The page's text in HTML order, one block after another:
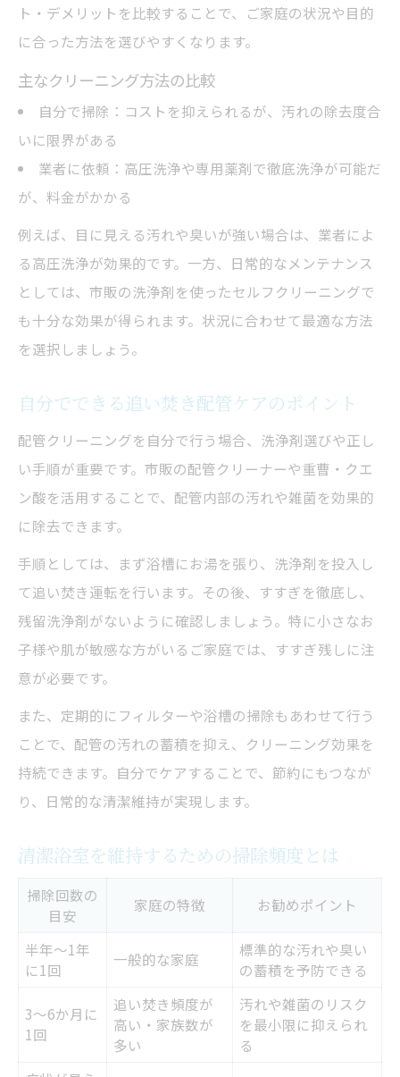
現
配管清掃サイクルを見直すべきサイン
定期清掃がもたらす暮らしの質向上
家族構成別おすすめ配管清掃サイクル
節約につながる追い焚き配管のお手入れ術
日常的な追い焚き配管クリーニングで節約
を実感
光熱費削減に役立つ配管ケアの実践法
配管クリーニングと節約効果の関係を比較
追い焚き配管の掃除頻度とコスト節約術
節約志向のための配管クリーニングポイン
ト
汚れや悪臭防止に役立つ洗浄のタイミング
浄
臭い・詰まりを防ぐ掃除のポイント
ト・デメリットを比較することで、ご家庭の状況や目的
に合った方法を選びやすくなります。
主なクリーニング方法の比較
自分で掃除：コストを抑えられるが、汚れの除去度合
いに限界がある
業者に依頼：高圧洗浄や専用薬剤で徹底洗浄が可能だ
が、料金がかかる
例えば、目に見える汚れや臭いが強い場合は、業者によ
る高圧洗浄が効果的です。一方、日常的なメンテナンス
としては、市販の洗浄剤を使ったセルフクリーニングで
も十分な効果が得られます。状況に合わせて最適な方法
を選択しましょう。
自分でできる追い焚き配管ケアのポイント
配管クリーニングを自分で行う場合、洗浄剤選びや正し
い手順が重要です。市販の配管クリーナーや重曹・クエ
ン酸を活用することで、配管内部の汚れや雑菌を効果的
に除去できます。
手順としては、まず浴槽にお湯を張り、洗浄剤を投入し
て追い焚き運転を行います。その後、すすぎを徹底し、
残留洗浄剤がないように確認しましょう。特に小さなお
子様や肌が敏感な方がいるご家庭では、すすぎ残しに注
意が必要です。
また、定期的にフィルターや浴槽の掃除もあわせて行う
ことで、配管の汚れの蓄積を抑え、クリーニング効果を
持続できます。自分でケアすることで、節約にもつなが
り、日常的な清潔維持が実現します。
清潔浴室を維持するための掃除頻度とは
掃除回数の
目安
家庭の特徴 お勧めポイント
半年～1年
に1回
一般的な家庭
標準的な汚れや臭い
の蓄積を予防できる
3～6か月に
1回
追い焚き頻度が
高い・家族数が
多い
汚れや雑菌のリスク
を最小限に抑えられ
る